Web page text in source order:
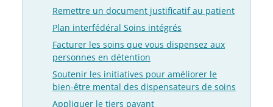
Remettre un document justificatif au patient
Plan interfédéral Soins intégrés
Facturer les soins que vous dispensez aux
personnes en détention
Soutenir les initiatives pour améliorer le
bien-être mental des dispensateurs de soins
Appliquer le tiers payant